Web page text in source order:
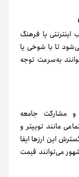
یا فرهنگ
تا با شوخی یا
به‌سرعت توجه
و مشارکت جامعه
مانند توییتر و
این ارزها ایفا
می‌توانند قیمت